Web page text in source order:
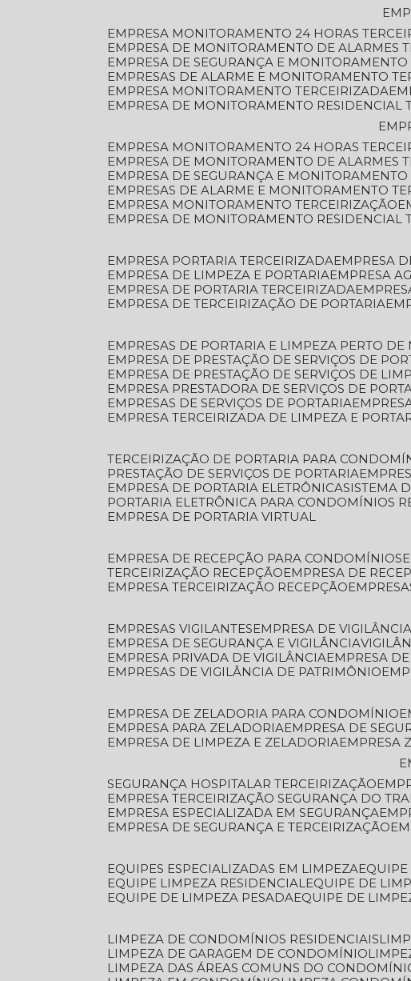
EMPRESA MONITORAMENTO 24 HORAS
EMPRESA DE MONITORAMENTO DE ALARMES
EMPRESA DE SEGURANÇA E
EMPRESAS DE ALARME E MONITORAMENTO
EMPRESA MONITORAMENTO TERCEIRIZADA
EMPRESA DE MONITORAMENTO RESIDENCIAL
EMPRESA MONITORAMENTO 24 HORAS
EMPRESA DE MONITORAMENTO DE ALARMES
EMPRESA DE SEGURANÇA E
EMPRESAS DE ALARME E MONITORAMENTO
EMPRESA MONITORAMENTO TERCEIRIZAÇÃO
EMPRESA DE MONITORAMENTO RESIDENCIAL
EMPRESA PORTARIA TERCEIRIZADA
EMPRESA
EMPRESA DE LIMPEZA E PORTARIA
EMPRESA
EMPRESA DE PORTARIA TERCEIRIZADA
EMPRESA DE TERCEIRIZAÇÃO DE PORTARIA
EMPRESAS DE PORTARIA E LIMPEZA PERTO DE
EMPRESA DE PRESTAÇÃO DE SERVIÇOS DE
EMPRESA DE PRESTAÇÃO DE SERVIÇOS DE
EMPRESA PRESTADORA DE SERVIÇOS DE
EMPRESAS DE SERVIÇOS DE PORTARIA
EMPRESA TERCEIRIZADA DE LIMPEZA E
TERCEIRIZAÇÃO DE PORTARIA PARA
PRESTAÇÃO DE SERVIÇOS DE PORTARIA
EMPRESA DE PORTARIA ELETRÔNICA SISTEMA
PORTARIA ELETRÔNICA PARA CONDOMÍNIOS
EMPRESA DE PORTARIA VIRTUAL
EMPRESA DE RECEPÇÃO PARA CONDOMÍNIOS
TERCEIRIZAÇÃO RECEPÇÃO
EMPRESA DE
EMPRESA TERCEIRIZAÇÃO RECEPÇÃO
EMPRESAS VIGILANTES
EMPRESA DE
EMPRESA DE SEGURANÇA E VIGILÂNCIA
EMPRESA PRIVADA DE VIGILÂNCIA
EMPRESA
EMPRESAS DE VIGILÂNCIA DE PATRIMÔNIO
EMPRESA DE ZELADORIA PARA CONDOMÍNIO
EMPRESA PARA ZELADORIA
EMPRESA DE
EMPRESA DE LIMPEZA E ZELADORIA
EMPRESA
SEGURANÇA HOSPITALAR TERCEIRIZAÇÃO
EMPRESA TERCEIRIZAÇÃO SEGURANÇA DO
EMPRESA ESPECIALIZADA EM SEGURANÇA
EMPRESA DE SEGURANÇA E TERCEIRIZAÇÃO
EQUIPES ESPECIALIZADAS EM LIMPEZA
EQUIPE LIMPEZA RESIDENCIAL EQUIPE DE
EQUIPE DE LIMPEZA PESADA EQUIPE DE
LIMPEZA DE CONDOMÍNIOS RESIDENCIAIS
LIMPEZA DE GARAGEM DE CONDOMÍNIO
LIMPEZA DAS ÁREAS COMUNS DO